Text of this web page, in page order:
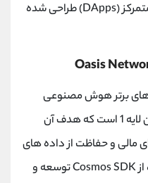
‌طور خاص برای اپلیکیشن ‌های غیرمتمرکز (DApps) طراحی شده
های برتر هوش مصنوعی
است. این پروژه یک شبکه بلاک چین لایه 1 است که هدف آن
مالی و حفاظت از داده های
کاربران است. این شبکه با استفاده از Cosmos SDK توسعه و